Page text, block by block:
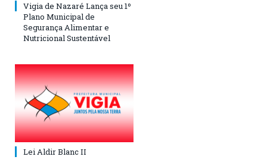
Vigia de Nazaré Lança seu 1º
Plano Municipal de
Segurança Alimentar e
Nutricional Sustentável
Lei Aldir Blanc II